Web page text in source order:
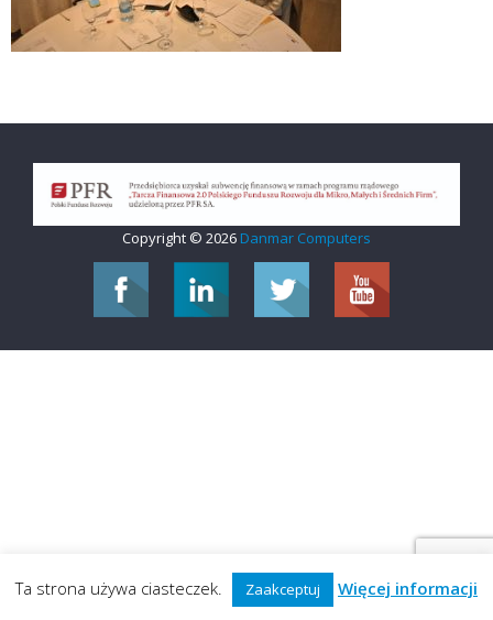
Copyright © 2026 Danmar Computers
Ta strona używa ciasteczek. Zaakceptuj Więcej informacji